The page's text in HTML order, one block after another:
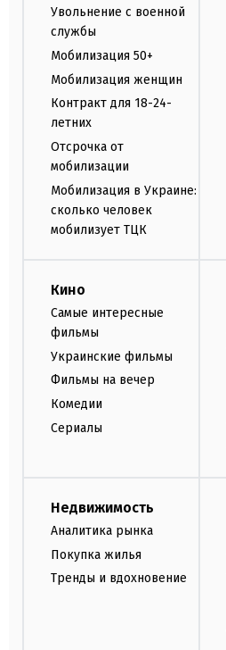
Увольнение с военной
службы
Мобилизация 50+
Мобилизация женщин
Контракт для 18-24-
летних
Отсрочка от
мобилизации
Мобилизация в Украине:
сколько человек
мобилизует ТЦК
Кино
Самые интересные
фильмы
Украинские фильмы
Фильмы на вечер
Комедии
Сериалы
Недвижимость
Аналитика рынка
Покупка жилья
Тренды и вдохновение